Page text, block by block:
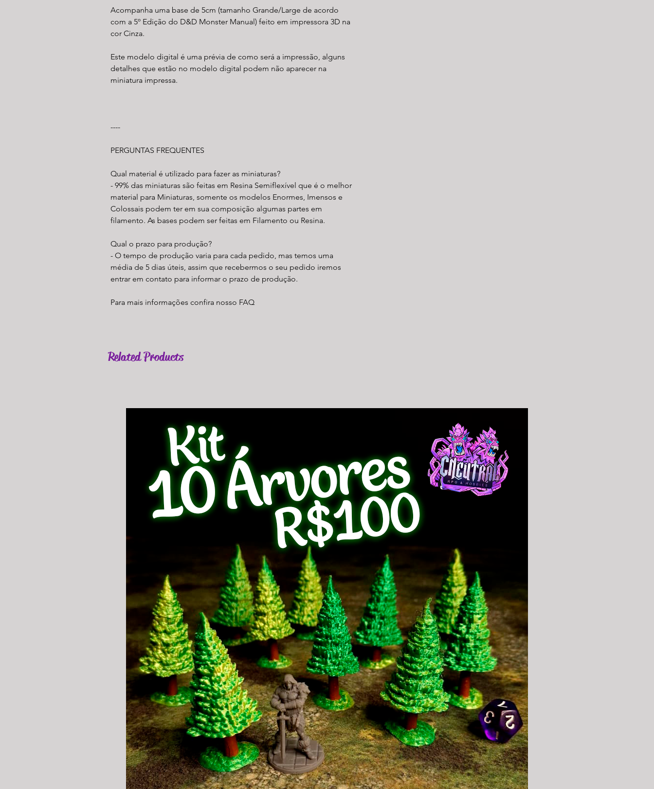
Acompanha uma base de 5cm (tamanho Grande/Large de acordo
com a 5º Edição do D&D Monster Manual) feito em impressora 3D na
cor Cinza.
Este modelo digital é uma prévia de como será a impressão, alguns
detalhes que estão no modelo digital podem não aparecer na
miniatura impressa.
----
PERGUNTAS FREQUENTES
Qual material é utilizado para fazer as miniaturas?
- 99% das miniaturas são feitas em Resina Semiflexível que é o melhor
material para Miniaturas, somente os modelos Enormes, Imensos e
Colossais podem ter em sua composição algumas partes em
filamento. As bases podem ser feitas em Filamento ou Resina.
Qual o prazo para produção?
- O tempo de produção varia para cada pedido, mas temos uma
média de 5 dias úteis, assim que recebermos o seu pedido iremos
entrar em contato para informar o prazo de produção.
Para mais informações confira nosso FAQ
Related Products